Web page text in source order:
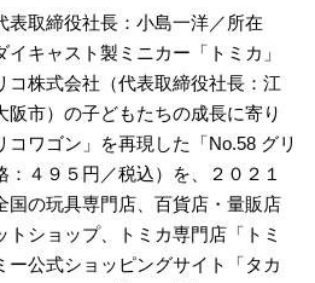
表取締役社長：小島一洋／所在
キャスト製ミニカー「トミカ」
コ株式会社（代表取締役社長：江
市）の子どもたちの成長に寄り
ワゴン」を再現した「No.58 グリ
４９５円／税込）を、２０２１
国の玩具専門店、百貨店・量販店
ショップ、トミカ専門店「トミ
ー公式ショッピングサイト「タカ